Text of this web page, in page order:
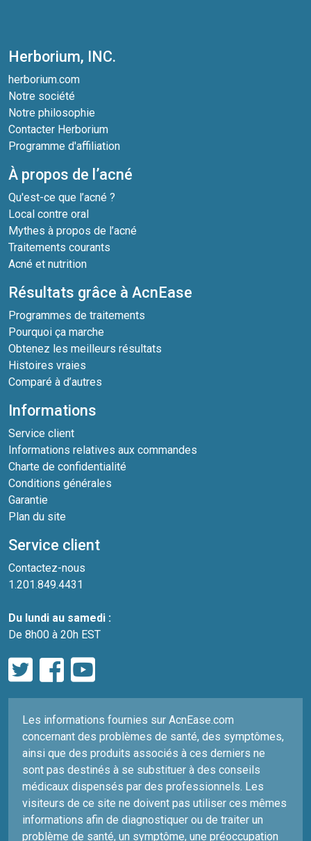
Herborium, INC.
herborium.com
Notre société
Notre philosophie
Contacter Herborium
Programme d'affiliation
À propos de l’acné
Qu'est-ce que l’acné ?
Local contre oral
Mythes à propos de l’acné
Traitements courants
Acné et nutrition
Résultats grâce à AcnEase
Programmes de traitements
Pourquoi ça marche
Obtenez les meilleurs résultats
Histoires vraies
Comparé à d’autres
Informations
Service client
Informations relatives aux commandes
Charte de confidentialité
Conditions générales
Garantie
Plan du site
Service client
Contactez-nous
1.201.849.4431
Du lundi au samedi :
De 8h00 à 20h EST
Les informations fournies sur AcnEase.com
concernant des problèmes de santé, des symptômes,
ainsi que des produits associés à ces derniers ne
sont pas destinés à se substituer à des conseils
médicaux dispensés par des professionnels. Les
visiteurs de ce site ne doivent pas utiliser ces mêmes
informations afin de diagnostiquer ou de traiter un
problème de santé, un symptôme, une préoccupation